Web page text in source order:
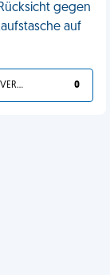
gegen
auf
DU HAST ES VERDIENT 0